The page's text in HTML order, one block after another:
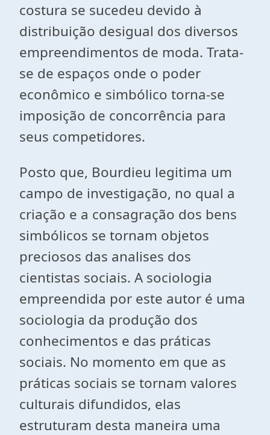
costura se sucedeu devido à
distribuição desigual dos diversos
empreendimentos de moda. Trata-
se de espaços onde o poder
econômico e simbólico torna-se
imposição de concorrência para
seus competidores.
Posto que, Bourdieu legitima um
campo de investigação, no qual a
criação e a consagração dos bens
simbólicos se tornam objetos
preciosos das analises dos
cientistas sociais. A sociologia
empreendida por este autor é uma
sociologia da produção dos
conhecimentos e das práticas
sociais. No momento em que as
práticas sociais se tornam valores
culturais difundidos, elas
estruturam desta maneira uma